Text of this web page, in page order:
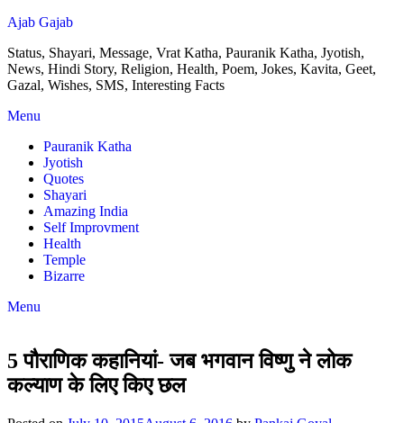
Ajab Gajab
Status, Shayari, Message, Vrat Katha, Pauranik Katha, Jyotish,
News, Hindi Story, Religion, Health, Poem, Jokes, Kavita, Geet,
Gazal, Wishes, SMS, Interesting Facts
Menu
Pauranik Katha
Jyotish
Quotes
Shayari
Amazing India
Self Improvment
Health
Temple
Bizarre
Menu
5 पौराणिक कहानियां- जब भगवान विष्णु ने लोक
कल्याण के लिए किए छल